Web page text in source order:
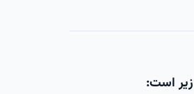
است: